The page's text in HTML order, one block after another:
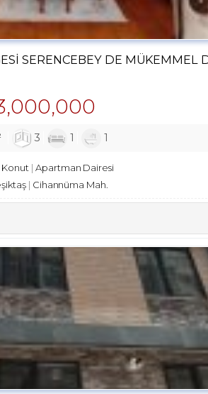
SERENCEBEY DE MÜKEMMEL
3 1 1
Konut
Apartman Dairesi
Cihannüma Mah.